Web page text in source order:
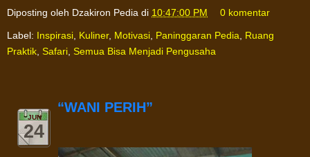
Diposting oleh Dzakiron Pedia di 10:47:00 PM 0 komentar
Label: Inspirasi, Kuliner, Motivasi, Paninggaran Pedia, Ruang
Praktik, Safari, Semua Bisa Menjadi Pengusaha
JUN
24
“WANI PERIH”